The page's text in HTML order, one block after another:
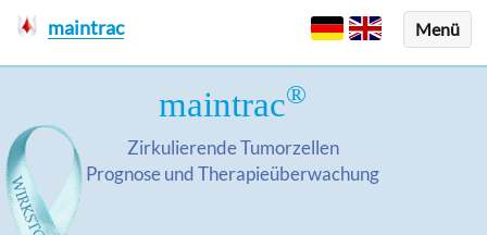
Menü
maintrac
maintrac®
Zirkulierende Tumorzellen
Prognose und Therapieüberwachung